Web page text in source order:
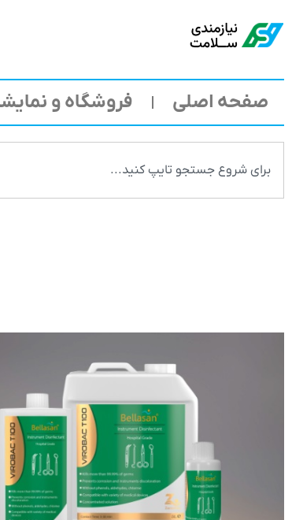
صفحه اصلی فروشگاه و